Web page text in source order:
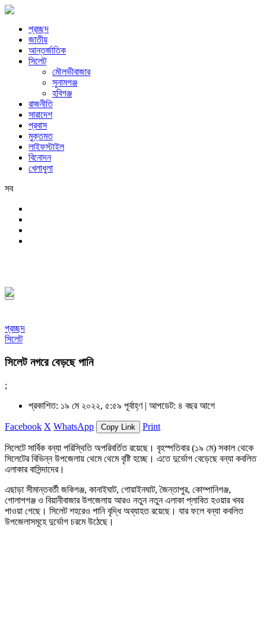
প্রচ্ছদ
জাতীয়
আন্তর্জাতিক
সিলেট
মৌলভীবাজার
সুনামগঞ্জ
হবিগঞ্জ
রাজনীতি
সারাদেশ
প্রবাস
মুক্তমত
লাইফস্টাইল
বিনোদন
খেলাধুলা
সব
প্রচ্ছদ
সিলেট
সিলেট নগরে বেড়ছে পানি
;
প্রকাশিত: ১৯ মে ২০২২, ৫:৫৯ পূর্বাহ্ণ | আপডেট: ৪ বছর আগে
Facebook X WhatsApp Copy Link Print
সিলেটে সার্বিক বন্যা পরিস্থিতি অপরিবর্তিত রয়েছে। বৃহস্পতিবার (১৯ মে) সকাল থেকে
সিলেটের বিভিন্ন উপজেলায় থেমে থেমে বৃষ্টি হচ্ছে। এতে দুর্ভোগ বেড়েছে বন্যা কবলিত
এলাকার বাসিন্দাদের।
এছাড়া সীমান্তবর্তী জকিগঞ্জ, কানাইঘাট, গোয়াইনঘাট, জৈন্তাপুর, কোম্পানিগঞ্জ,
গোলাপগঞ্জ ও বিয়ানীবাজার উপজেলায় আরও নতুন নতুন এলাকা প্লাবিত হওয়ার খবর
পাওয়া গেছে। সিলেট শহরেও পানি বৃদ্ধি অব্যাহত রয়েছে। যার ফলে বন্যা কবলিত
উপজেলাসমূহে দুর্ভোগ চরমে উঠেছে।